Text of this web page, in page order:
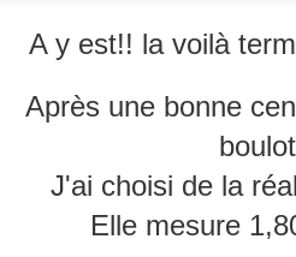
A y est!! la voilà
Après une bonne
J'ai choisi de la
Elle mesure